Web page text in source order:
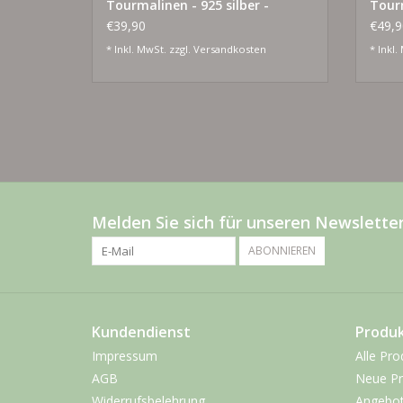
Tourmalinen - 925 silber -
vergoldet
€39,90
* Inkl. MwSt. zzgl. Versandkosten * Inkl.
Melden Sie sich für unseren
ABONNIEREN
Kundendienst
Impressum
AGB
Alle
Neue